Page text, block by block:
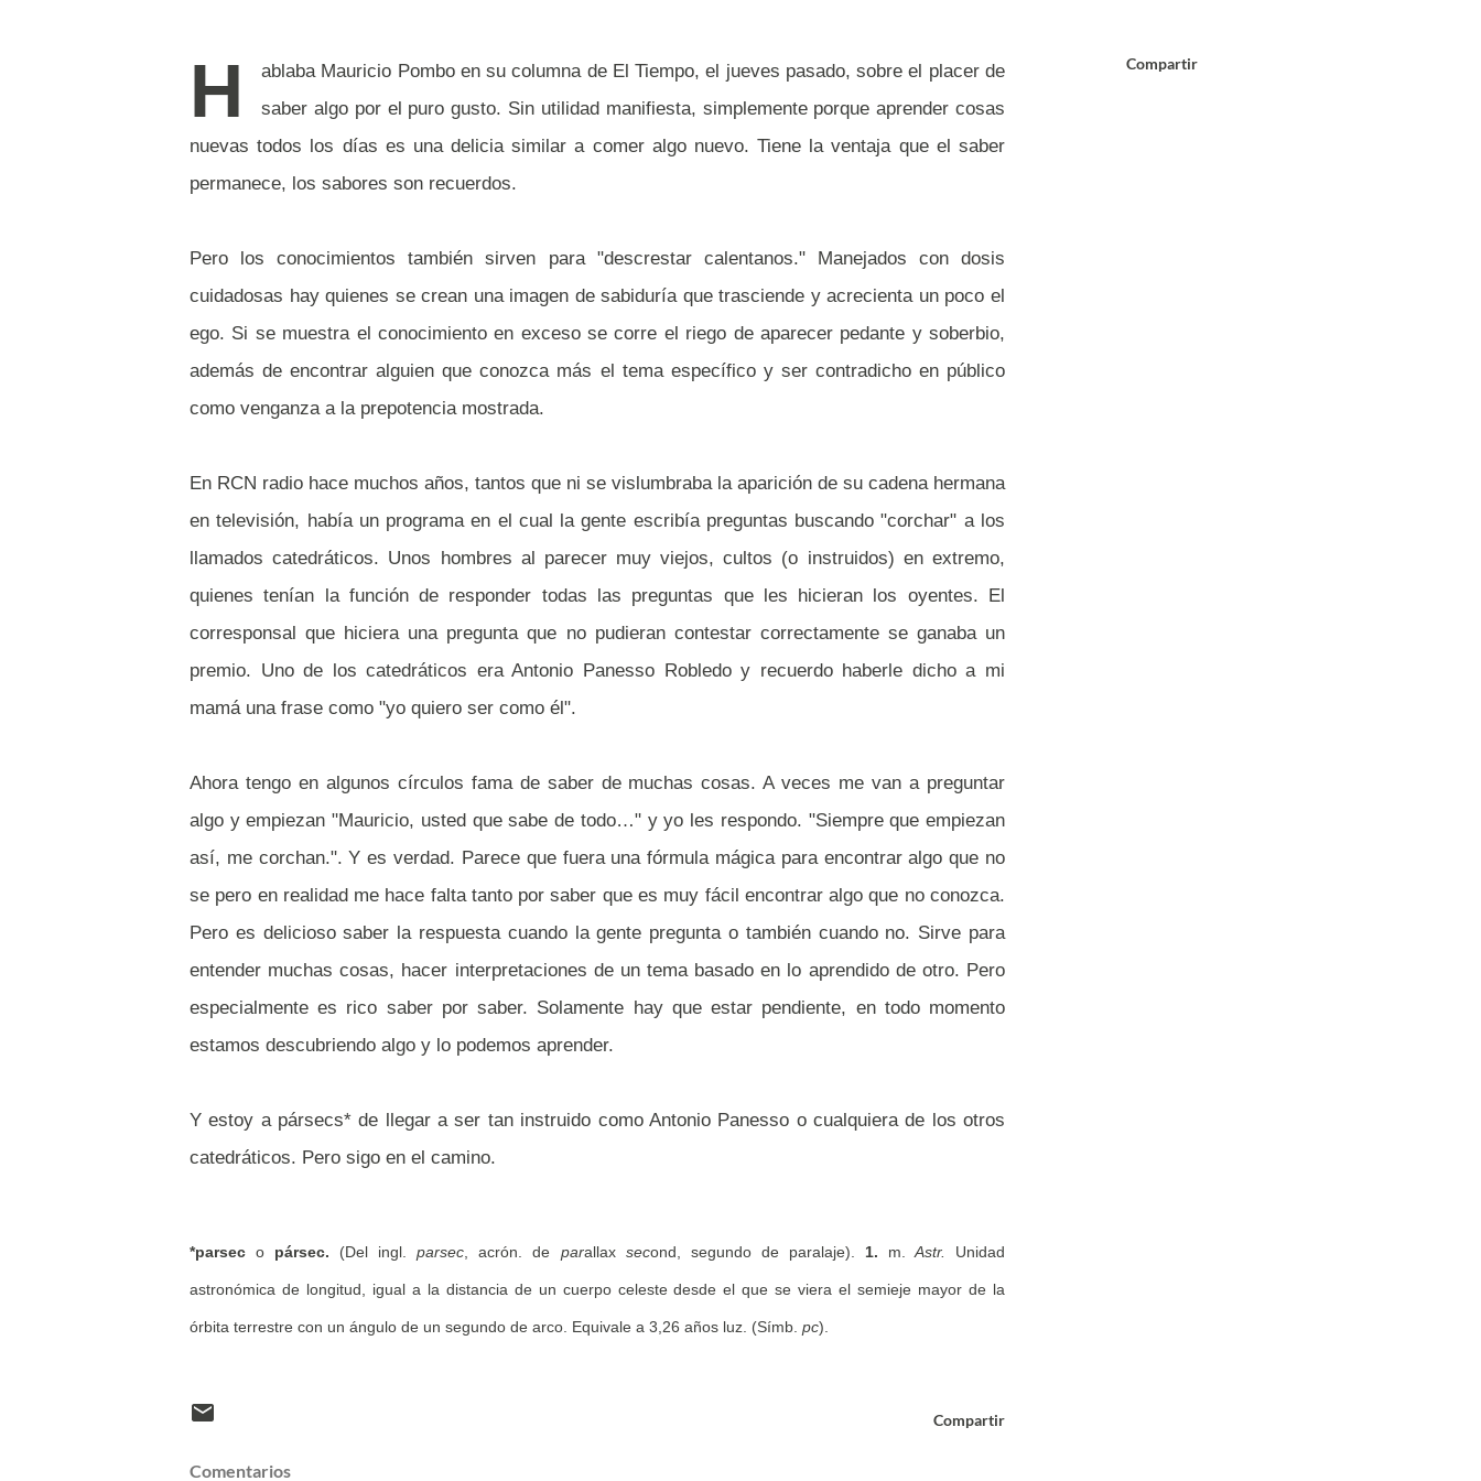
H
ablaba Mauricio Pombo en su columna de El Tiempo, el jueves pasado, sobre el placer de
saber algo por el puro gusto. Sin utilidad manifiesta, simplemente porque aprender cosas
nuevas todos los días es una delicia similar a comer algo nuevo. Tiene la ventaja que el saber
permanece, los sabores son recuerdos.
Pero los conocimientos también sirven para "descrestar calentanos." Manejados con dosis
cuidadosas hay quienes se crean una imagen de sabiduría que trasciende y acrecienta un poco el
ego. Si se muestra el conocimiento en exceso se corre el riego de aparecer pedante y soberbio,
además de encontrar alguien que conozca más el tema específico y ser contradicho en público
como venganza a la prepotencia mostrada.
En RCN radio hace muchos años, tantos que ni se vislumbraba la aparición de su cadena hermana
en televisión, había un programa en el cual la gente escribía preguntas buscando "corchar" a los
llamados catedráticos. Unos hombres al parecer muy viejos, cultos (o instruidos) en extremo,
quienes tenían la función de responder todas las preguntas que les hicieran los oyentes. El
corresponsal que hiciera una pregunta que no pudieran contestar correctamente se ganaba un
premio. Uno de los catedráticos era Antonio Panesso Robledo y recuerdo haberle dicho a mi
mamá una frase como "yo quiero ser como él".
Ahora tengo en algunos círculos fama de saber de muchas cosas. A veces me van a preguntar
algo y empiezan "Mauricio, usted que sabe de todo…" y yo les respondo. "Siempre que empiezan
así, me corchan.". Y es verdad. Parece que fuera una fórmula mágica para encontrar algo que no
se pero en realidad me hace falta tanto por saber que es muy fácil encontrar algo que no conozca.
Pero es delicioso saber la respuesta cuando la gente pregunta o también cuando no. Sirve para
entender muchas cosas, hacer interpretaciones de un tema basado en lo aprendido de otro. Pero
especialmente es rico saber por saber. Solamente hay que estar pendiente, en todo momento
estamos descubriendo algo y lo podemos aprender.
Y estoy a pársecs* de llegar a ser tan instruido como Antonio Panesso o cualquiera de los otros
catedráticos. Pero sigo en el camino.
*parsec o pársec. (Del ingl.parsec , acrón. de parallaxsecond, segundo de paralaje). 1. m Astr. Unidad
astronómica de longitud, igual a la distancia de un cuerpo celeste desde el que se viera el semieje mayor de la
órbita terrestre con un ángulo de un segundo de arco. Equivale a 3,26 años luz. (Símb. pc).
Compartir
Compartir
Comentarios